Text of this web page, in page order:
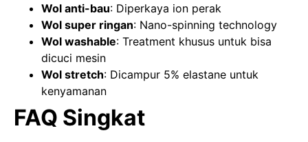
Wol anti-bau: Diperkaya ion perak
Wol super ringan: Nano-spinning technology
Wol washable: Treatment khusus untuk bisa
dicuci mesin
Wol stretch: Dicampur 5% elastane untuk
kenyamanan
FAQ Singkat